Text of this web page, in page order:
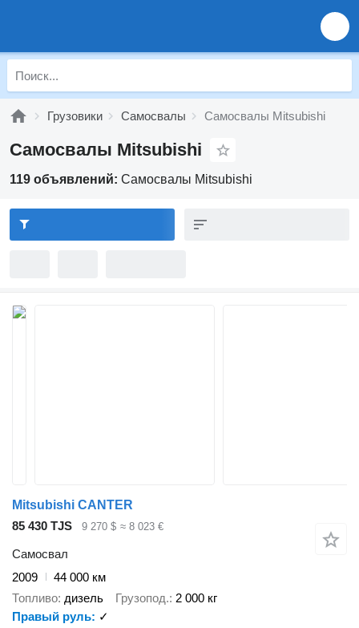
Грузовики Самосвалы Самосвалы Mitsubishi
Самосвалы Mitsubishi
119 объявлений: Самосвалы Mitsubishi
Mitsubishi CANTER
85 430 TJS
9 270 $ ≈ 8 023 €
Самосвал
2009
44 000 км
Топливо дизель Грузопод. 2 000 кг
Правый руль
✓